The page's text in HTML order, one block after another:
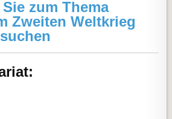
zum Thema
Zweiten Weltkrieg